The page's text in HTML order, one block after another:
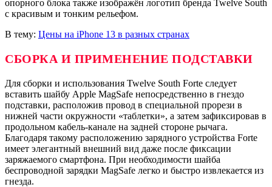
опорного блока также изображён логотип бренда Twelve South
с красивым и тонким рельефом.
В тему: Цены на iPhone 13 в разных странах
СБОРКА И ПРИМЕНЕНИЕ ПОДСТАВКИ
Для сборки и использования Twelve South Forte следует
вставить шайбу Apple MagSafe непосредственно в гнездо
подставки, расположив провод в специальной прорези в
нижней части окружности «таблетки», а затем зафиксировав в
продольном кабель-канале на задней стороне рычага.
Благодаря такому расположению зарядного устройства Forte
имеет элегантный внешний вид даже после фиксации
заряжаемого смартфона. При необходимости шайба
беспроводной зарядки MagSafe легко и быстро извлекается из
гнезда.